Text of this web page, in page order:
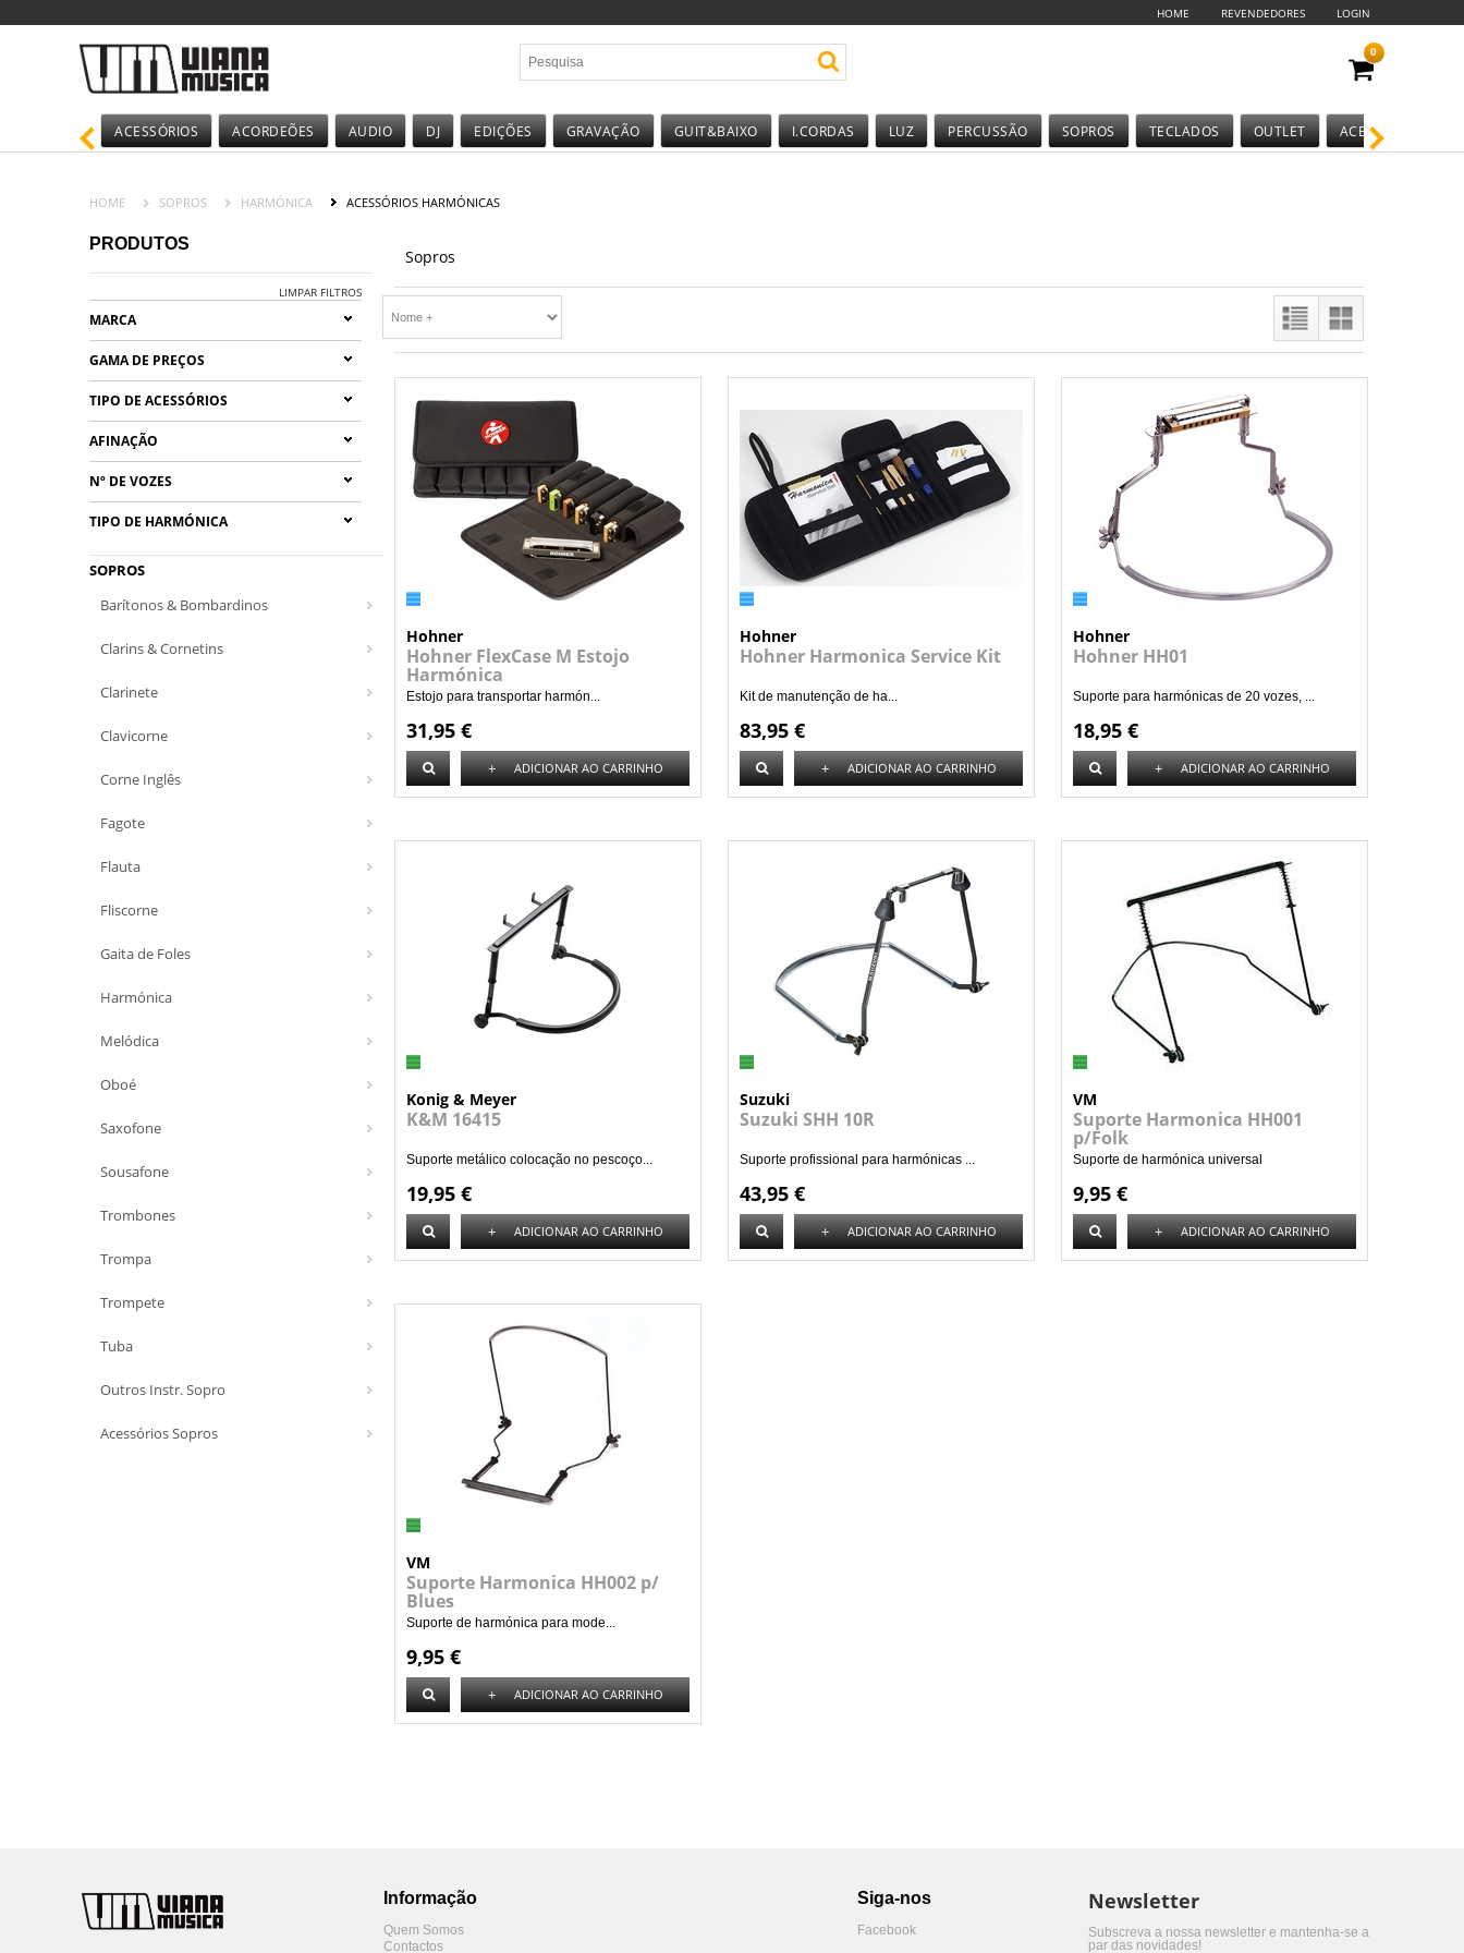
HOME REVENDEDORES LOGIN
0
ACESSÓRIOS ACORDEÕES AUDIO DJ EDIÇÕES GRAVAÇÃO GUIT&BAIXO I.CORDAS LUZ PERCUSSÃO SOPROS TECLADOS OUTLET ACESSÓRIOS
HOME SOPROS HARMÓNICA ACESSÓRIOS HARMÓNICAS
PRODUTOS
LIMPAR FILTROS
MARCA
GAMA DE PREÇOS
TIPO DE ACESSÓRIOS
AFINAÇÃO
Nº DE VOZES
TIPO DE HARMÓNICA
SOPROS
Barítonos & Bombardinos
Clarins & Cornetins
Clarinete
Clavicorne
Corne Inglês
Fagote
Flauta
Fliscorne
Gaita de Foles
Harmónica
Melódica
Oboé
Saxofone
Sousafone
Trombones
Trompa
Trompete
Tuba
Outros Instr. Sopro
Acessórios Sopros
Sopros
Hohner
Hohner FlexCase M Estojo
Harmónica
Estojo para transportar harmón...
31,95 €
+ ADICIONAR AO CARRINHO
Hohner
Hohner Harmonica Service Kit
Kit de manutenção de ha...
83,95 €
+ ADICIONAR AO CARRINHO
Hohner
Hohner HH01
Suporte para harmónicas de 20 vozes, ...
18,95 €
+ ADICIONAR AO CARRINHO
Konig & Meyer
K&M 16415
Suporte metálico colocação no pescoço...
19,95 €
+ ADICIONAR AO CARRINHO
Suzuki
Suzuki SHH 10R
Suporte profissional para harmónicas ...
43,95 €
+ ADICIONAR AO CARRINHO
VM
Suporte Harmonica HH001
p/Folk
Suporte de harmónica universal
9,95 €
+ ADICIONAR AO CARRINHO
VM
Suporte Harmonica HH002 p/
Blues
Suporte de harmónica para mode...
9,95 €
+ ADICIONAR AO CARRINHO
Informação
Quem Somos
Contactos
Siga-nos
Facebook
Newsletter
Subscreva a nossa newsletter e mantenha-se a
par das novidades!